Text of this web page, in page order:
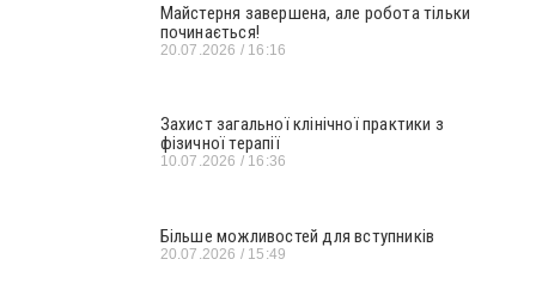
Майстерня завершена, але робота тільки
починається!
20.07.2026 16:16
Захист загальної клінічної практики з
фізичної терапії
10.07.2026 16:36
Більше можливостей для вступників
20.07.2026 15:49